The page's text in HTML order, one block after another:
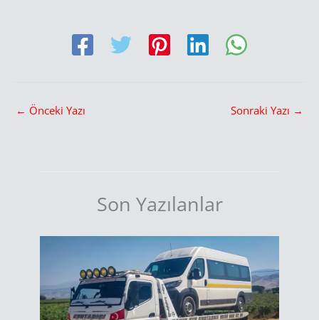
← Önceki Yazı Sonraki Yazı →
Son Yazılanlar